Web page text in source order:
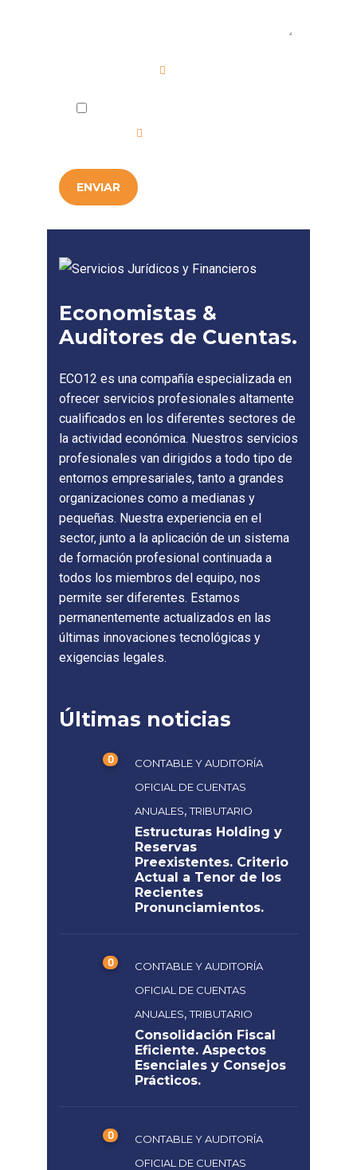
ENVIAR
Economistas &
Auditores de Cuentas.
ECO12 es una compañía especializada en
ofrecer servicios profesionales altamente
cualificados en los diferentes sectores de
la actividad económica. Nuestros servicios
profesionales van dirigidos a todo tipo de
entornos empresariales, tanto a grandes
organizaciones como a medianas y
pequeñas. Nuestra experiencia en el
sector, junto a la aplicación de un sistema
de formación profesional continuada a
todos los miembros del equipo, nos
permite ser diferentes. Estamos
permanentemente actualizados en las
últimas innovaciones tecnológicas y
exigencias legales.
Últimas noticias
0
CONTABLE Y AUDITORÍA
OFICIAL DE CUENTAS
ANUALES,TRIBUTARIO
Estructuras Holding y
Reservas
Preexistentes. Criterio
Actual a Tenor de los
Recientes
Pronunciamientos.
0
CONTABLE Y AUDITORÍA
OFICIAL DE CUENTAS
ANUALES,TRIBUTARIO
Consolidación Fiscal
Eficiente. Aspectos
Esenciales y Consejos
Prácticos.
0
CONTABLE Y AUDITORÍA
OFICIAL DE CUENTAS